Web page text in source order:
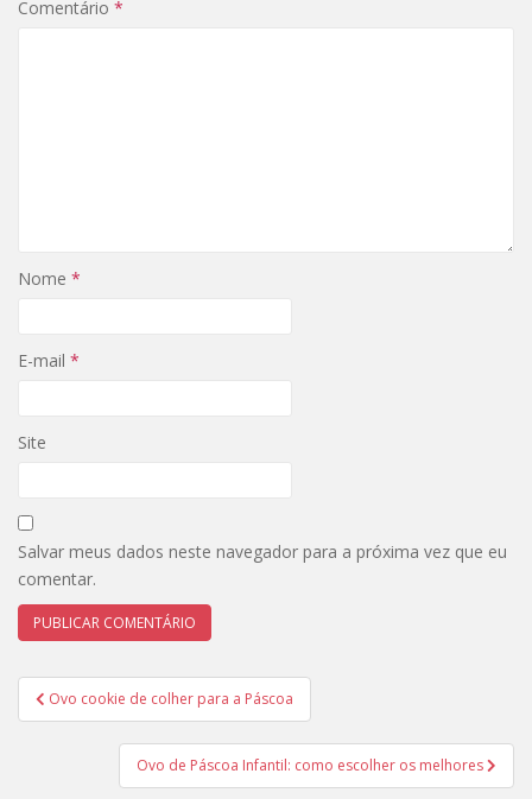
Comentário *
Nome *
E-mail *
Site
Salvar meus dados neste navegador para a próxima vez que eu
comentar.
Navegação
de
Ovo cookie de colher para a Páscoa
Ovo de Páscoa Infantil: como escolher os melhores